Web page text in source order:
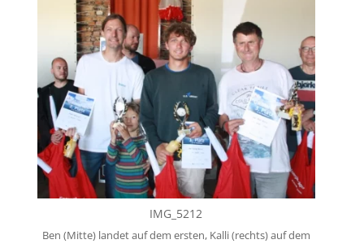
IMG_5212
Ben (Mitte) landet auf dem ersten, Kalli (rechts) auf dem